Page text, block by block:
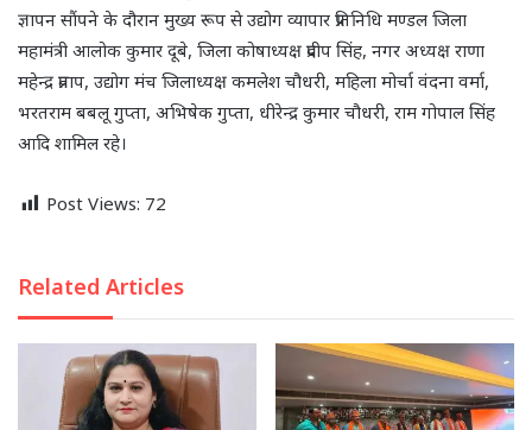
ज्ञापन सौंपने के दौरान मुख्य रूप से उद्योग व्यापार प्रतिनिधि मण्डल जिला
महामंत्री आलोक कुमार दूबे, जिला कोषाध्यक्ष प्रदीप सिंह, नगर अध्यक्ष राणा
महेन्द्र प्रताप, उद्योग मंच जिलाध्यक्ष कमलेश चौधरी, महिला मोर्चा वंदना वर्मा,
भरतराम बबलू गुप्ता, अभिषेक गुप्ता, धीरेन्द्र कुमार चौधरी, राम गोपाल सिंह
आदि शामिल रहे।
Post Views: 72
Related Articles